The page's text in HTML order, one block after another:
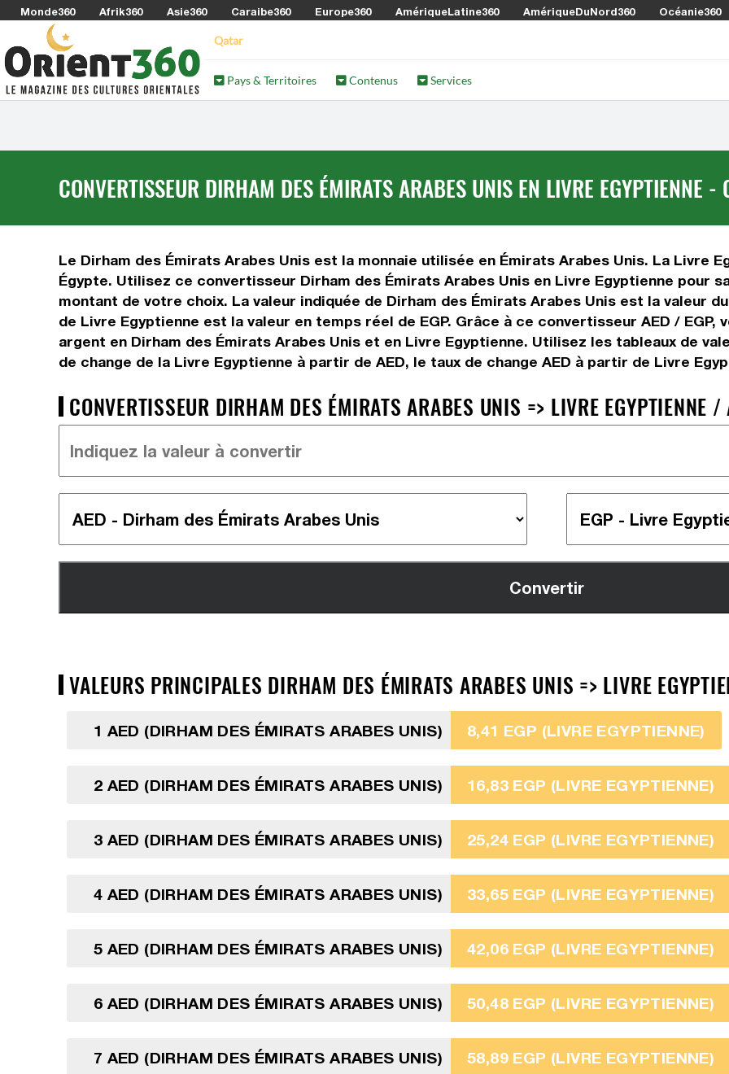
Monde360 Afrik360 Asie360 Caraibe360 Europe360 AmériqueLatine360 AmériqueDuNord360 Océanie360
Qatar
Pays & Territoires Contenus Services
CONVERTISSEUR DIRHAM DES ÉMIRATS ARABES UNIS EN LIVRE EGYPTIENNE
Le Dirham des Émirats Arabes Unis est la monnaie utilisée en Émirats Arabes Unis. La Livre
Égypte. Utilisez ce convertisseur Dirham des Émirats Arabes Unis en Livre Egyptienne pour
montant de votre choix. La valeur indiquée de Dirham des Émirats Arabes Unis est la valeur
de Livre Egyptienne est la valeur en temps réel de EGP. Grâce à ce convertisseur AED /
argent en Dirham des Émirats Arabes Unis et en Livre Egyptienne. Utilisez les tableaux de
de change de la Livre Egyptienne à partir de AED, le taux de change AED à partir de Livre
CONVERTISSEUR DIRHAM DES ÉMIRATS ARABES UNIS => LIVRE EGYPTIENNE /
VALEURS PRINCIPALES DIRHAM DES ÉMIRATS ARABES UNIS => LIVRE
1 AED (DIRHAM DES ÉMIRATS ARABES UNIS) 8,41 EGP (LIVRE EGYPTIENNE)
2 AED (DIRHAM DES ÉMIRATS ARABES UNIS) 16,83 EGP (LIVRE EGYPTIENNE)
3 AED (DIRHAM DES ÉMIRATS ARABES UNIS) 25,24 EGP (LIVRE EGYPTIENNE)
4 AED (DIRHAM DES ÉMIRATS ARABES UNIS) 33,65 EGP (LIVRE EGYPTIENNE)
5 AED (DIRHAM DES ÉMIRATS ARABES UNIS) 42,06 EGP (LIVRE EGYPTIENNE)
6 AED (DIRHAM DES ÉMIRATS ARABES UNIS) 50,48 EGP (LIVRE EGYPTIENNE)
7 AED (DIRHAM DES ÉMIRATS ARABES UNIS) 58,89 EGP (LIVRE EGYPTIENNE)